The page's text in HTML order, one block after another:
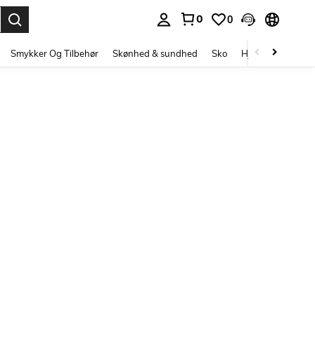
0 0
Smykker Og Tilbehør Skønhed & sundhed Sko Hjem Tekstiler